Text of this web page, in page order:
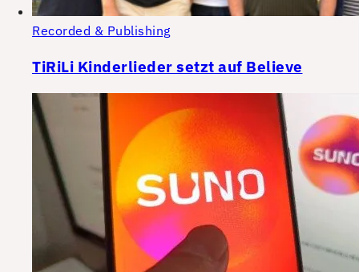
Recorded & Publishing
TiRiLi Kinderlieder setzt auf Believe